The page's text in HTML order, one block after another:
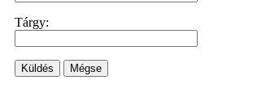
Tárgy:
Küldés Mégse